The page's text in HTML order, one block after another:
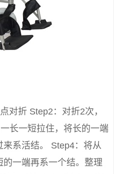
对折 Step2：对折2次，
长一短拉住，将长的一端
系活结。 Step4：将从
的一端再系一个结。整理